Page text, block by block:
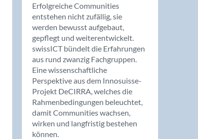
Erfolgreiche Communities
entstehen nicht zufällig, sie
werden bewusst aufgebaut,
gepflegt und weiterentwickelt.
swissICT bündelt die Erfahrungen
aus rund zwanzig Fachgruppen.
Eine wissenschaftliche
Perspektive aus dem Innosuisse-
Projekt DeCIRRA, welches die
Rahmenbedingungen beleuchtet,
damit Communities wachsen,
wirken und langfristig bestehen
können.